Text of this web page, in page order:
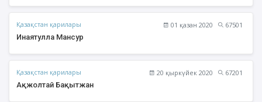
Қазақстан қарилары 01 қазан 2020
67501
Инаятулла Мансур
Қазақстан қарилары 20 қыркүйек 2020
67201
Ақжолтай Бақытжан